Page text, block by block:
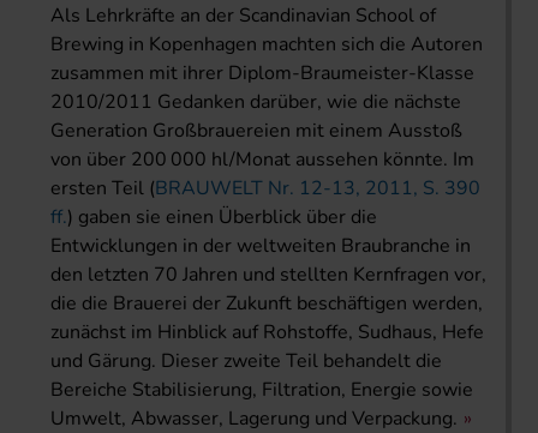
Als Lehrkräfte an der Scandinavian School of
Brewing in Kopenhagen machten sich die Autoren
zusammen mit ihrer Diplom-Braumeister-Klasse
2010/2011 Gedanken darüber, wie die nächste
Generation Großbrauereien mit einem Ausstoß
von über 200 000 hl/Monat aussehen könnte. Im
ersten Teil (BRAUWELT Nr. 12-13, 2011, S. 390
ff.) gaben sie einen Überblick über die
Entwicklungen in der weltweiten Braubranche in
den letzten 70 Jahren und stellten Kernfragen vor,
die die Brauerei der Zukunft beschäftigen werden,
zunächst im Hinblick auf Rohstoffe, Sudhaus, Hefe
und Gärung. Dieser zweite Teil behandelt die
Bereiche Stabilisierung, Filtration, Energie sowie
Umwelt, Abwasser, Lagerung und Verpackung.